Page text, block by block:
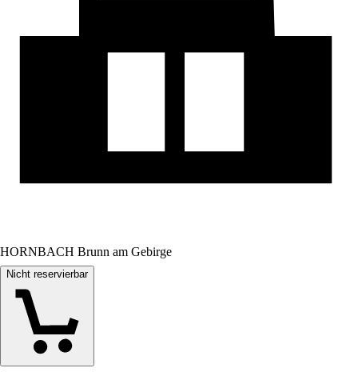
HORNBACH Brunn am Gebirge
Nicht reservierbar